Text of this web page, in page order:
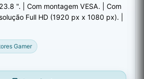
". | Com montagem VESA. | Com
Full HD (1920 px x 1080 px). |
Gamer